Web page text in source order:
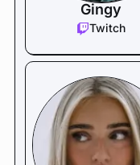
Gingy
Twitch